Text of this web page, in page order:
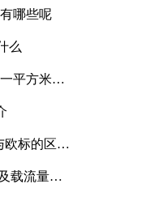
哪些呢
么
平方米能
欧标的区别
载流量解